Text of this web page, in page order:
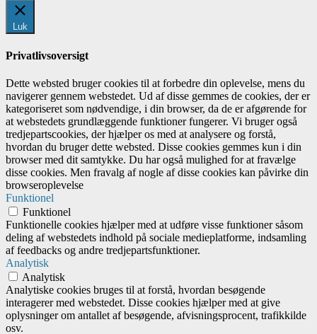
Luk
Privatlivsoversigt
Dette websted bruger cookies til at forbedre din oplevelse, mens du
navigerer gennem webstedet. Ud af disse gemmes de cookies, der er
kategoriseret som nødvendige, i din browser, da de er afgørende for
at webstedets grundlæggende funktioner fungerer. Vi bruger også
tredjepartscookies, der hjælper os med at analysere og forstå,
hvordan du bruger dette websted. Disse cookies gemmes kun i din
browser med dit samtykke. Du har også mulighed for at fravælge
disse cookies. Men fravalg af nogle af disse cookies kan påvirke din
browseroplevelse
Funktionel
Funktionel
Funktionelle cookies hjælper med at udføre visse funktioner såsom
deling af webstedets indhold på sociale medieplatforme, indsamling
af feedbacks og andre tredjepartsfunktioner.
Analytisk
Analytisk
Analytiske cookies bruges til at forstå, hvordan besøgende
interagerer med webstedet. Disse cookies hjælper med at give
oplysninger om antallet af besøgende, afvisningsprocent, trafikkilde
osv.